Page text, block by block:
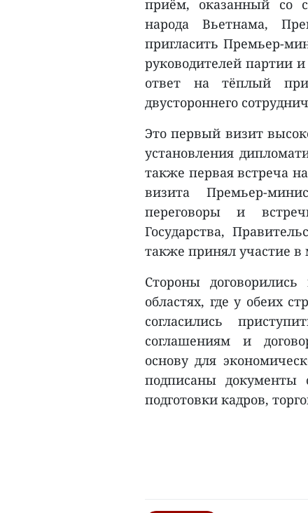
приём, оказанный со
народа Вьетнама,
пригласить Премьер-
руководителей партии
ответ на тёплый
двустороннего
Это первый визит
установления
также первая встреча
визита Премьер-
переговоры и
Государства,
также принял участие в
Стороны договорились
областях, где у обеих
согласились
соглашениям и
основу для
подписаны документы
подготовки кадров,